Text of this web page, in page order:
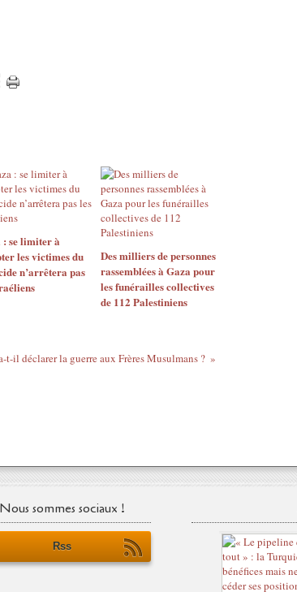
: se limiter à
les victimes du
n’arrêtera pas
Des milliers de personnes
rassemblées à Gaza pour
les funérailles collectives
de 112 Palestiniens
t-il déclarer la guerre aux Frères Musulmans ?
Nous sommes sociaux !
Rss